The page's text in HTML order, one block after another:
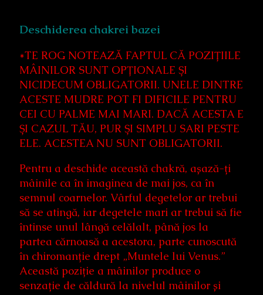
Deschiderea chakrei bazei
*TE ROG NOTEAZĂ FAPTUL CĂ POZIȚIILE
MÂINILOR SUNT OPȚIONALE ȘI
NICIDECUM OBLIGATORII. UNELE DINTRE
ACESTE MUDRE POT FI DIFICILE PENTRU
CEI CU PALME MAI MARI. DACĂ ACESTA E
ȘI CAZUL TĂU, PUR ȘI SIMPLU SARI PESTE
ELE. ACESTEA NU SUNT OBLIGATORII.
Pentru a deschide această chakră, așază-ți
mâinile ca în imaginea de mai jos, ca în
semnul coarnelor. Vârful degetelor ar trebui
să se atingă, iar degetele mari ar trebui să fie
întinse unul lângă celălalt, până jos la
partea cărnoasă a acestora, parte cunoscută
în chiromanție drept „Muntele lui Venus.”
Această poziție a mâinilor produce o
senzație de căldură la nivelul mâinilor și